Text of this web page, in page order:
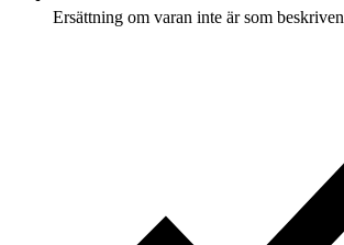
Ersättning om varan inte är som beskriven